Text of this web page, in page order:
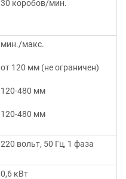
30 коробов/мин.
мин./макс.
от 120 мм (не ограничен)
120-480 мм
120-480 мм
220 вольт, 50 Гц, 1 фаза
0,6 кВт